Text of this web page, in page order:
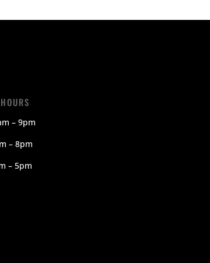
– 9pm
– 8pm
– 5pm